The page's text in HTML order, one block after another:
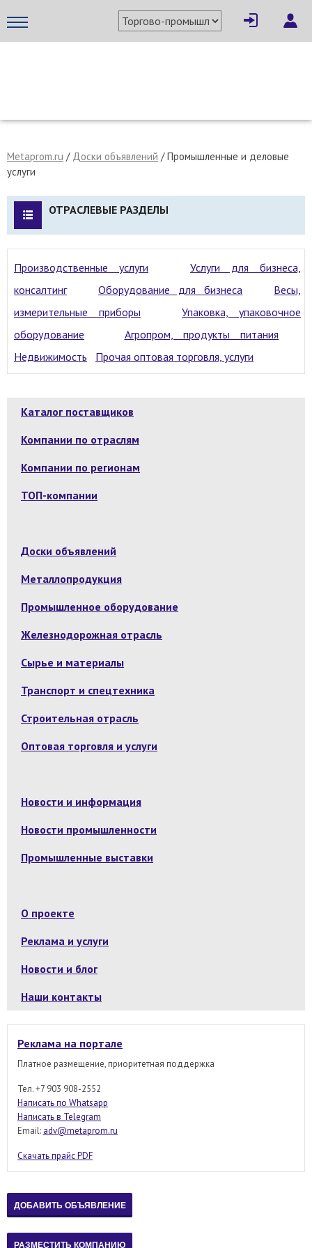
Metaprom.ru / Доски объявлений / Промышленные и деловые
услуги
ОТРАСЛЕВЫЕ РАЗДЕЛЫ
Производственные услуги
Услуги для бизнеса,
консалтинг
Оборудование для бизнеса
Весы,
измерительные приборы
Упаковка, упаковочное
оборудование
Агропром, продукты питания
Недвижимость
Прочая оптовая торговля, услуги
Каталог поставщиков
Компании по отраслям
Компании по регионам
ТОП-компании
Доски объявлений
Металлопродукция
Промышленное оборудование
Железнодорожная отрасль
Сырье и материалы
Транспорт и спецтехника
Строительная отрасль
Оптовая торговля и услуги
Новости и информация
Новости промышленности
Промышленные выставки
О проекте
Реклама и услуги
Новости и блог
Наши контакты
Реклама на портале
Платное размещение, приоритетная поддержка
Тел. +7 903 908-2552
Написать по Whatsapp
Написать в Telegram
Email: adv@metaprom.ru
Скачать прайс PDF